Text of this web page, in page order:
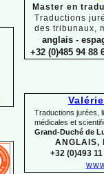
Master en
Traductions
des tribunaux,
anglais -
+32 (0)485 94 88
Traductions jurées,
médicales et
Grand-Duché de
ANGLAIS,
+32 (0)493